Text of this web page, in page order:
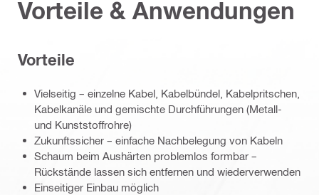
Vorteile & Anwendungen
Vorteile
Vielseitig – einzelne Kabel, Kabelbündel, Kabelpritschen,
Kabelkanäle und gemischte Durchführungen (Metall-
und Kunststoffrohre)
Zukunftssicher – einfache Nachbelegung von Kabeln
Schaum beim Aushärten problemlos formbar –
Rückstände lassen sich entfernen und wiederverwenden
Einseitiger Einbau möglich